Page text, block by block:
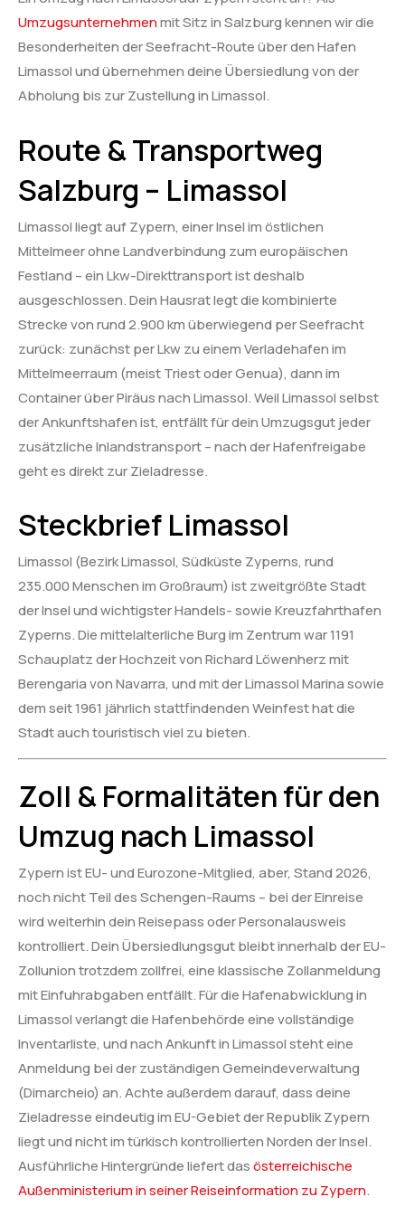
Umzugsunternehmenmit Sitz in Salzburg kennen wir die
Besonderheiten der Seefracht-Route über den Hafen
Limassol und übernehmen deine Übersiedlung von der
Abholung bis zur Zustellung in Limassol.
Route & Transportweg
Salzburg – Limassol
Limassol liegt auf Zypern, einer Insel im östlichen
Mittelmeer ohne Landverbindung zum europäischen
Festland – ein Lkw-Direkttransport ist deshalb
ausgeschlossen. Dein Hausrat legt die kombinierte
Strecke von rund 2.900 km überwiegend per Seefracht
zurück: zunächst per Lkw zu einem Verladehafen im
Mittelmeerraum (meist Triest oder Genua), dann im
Container über Piräus nach Limassol. Weil Limassol selbst
der Ankunftshafen ist, entfällt für dein Umzugsgut jeder
zusätzliche Inlandstransport – nach der Hafenfreigabe
geht es direkt zur Zieladresse.
Steckbrief Limassol
Limassol (Bezirk Limassol, Südküste Zyperns, rund
235.000 Menschen im Großraum) ist zweitgrößte Stadt
der Insel und wichtigster Handels- sowie Kreuzfahrthafen
Zyperns. Die mittelalterliche Burg im Zentrum war 1191
Schauplatz der Hochzeit von Richard Löwenherz mit
Berengaria von Navarra, und mit der Limassol Marina sowie
dem seit 1961 jährlich stattfindenden Weinfest hat die
Stadt auch touristisch viel zu bieten.
Zoll & Formalitäten für den
Umzug nach Limassol
Zypern ist EU- und Eurozone-Mitglied, aber, Stand 2026,
noch nicht Teil des Schengen-Raums – bei der Einreise
wird weiterhin dein Reisepass oder Personalausweis
kontrolliert. Dein Übersiedlungsgut bleibt innerhalb der EU-
Zollunion trotzdem zollfrei, eine klassische Zollanmeldung
mit Einfuhrabgaben entfällt. Für die Hafenabwicklung in
Limassol verlangt die Hafenbehörde eine vollständige
Inventarliste, und nach Ankunft in Limassol steht eine
Anmeldung bei der zuständigen Gemeindeverwaltung
(Dimarcheio) an. Achte außerdem darauf, dass deine
Zieladresse eindeutig im EU-Gebiet der Republik Zypern
liegt und nicht im türkisch kontrollierten Norden der Insel.
Ausführliche Hintergründe liefert dasösterreichische
Außenministerium in seiner Reiseinformation zu Zypern.